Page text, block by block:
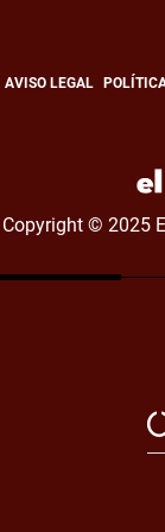
AVISO LEGAL
Copyright © 2025